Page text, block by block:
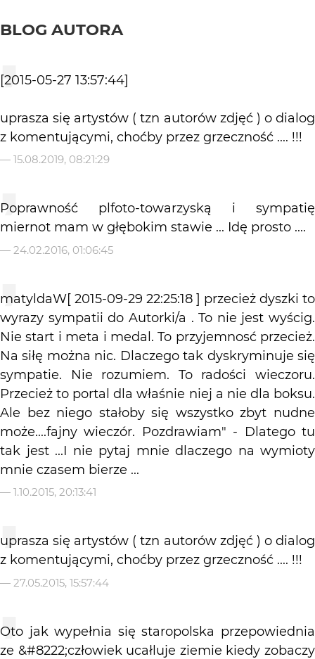
BLOG AUTORA
[2015-05-27 13:57:44]
uprasza się artystów ( tzn autorów zdjęć ) o dialog
z komentującymi, choćby przez grzeczność .... !!!
— 15.08.2019, 08:21:29
Poprawność plfoto-towarzyską i sympatię
miernot mam w głębokim stawie ... Idę prosto ....
— 24.02.2016, 01:06:45
matyldaW[ 2015-09-29 22:25:18 ] przecież dyszki to
wyrazy sympatii do Autorki/a . To nie jest wyścig.
Nie start i meta i medal. To przyjemnosć przecież.
Na siłę można nic. Dlaczego tak dyskryminuje się
sympatie. Nie rozumiem. To radości wieczoru.
Przecież to portal dla właśnie niej a nie dla boksu.
Ale bez niego stałoby się wszystko zbyt nudne
może....fajny wieczór. Pozdrawiam" - Dlatego tu
tak jest ...I nie pytaj mnie dlaczego na wymioty
mnie czasem bierze ...
— 1.10.2015, 20:13:41
uprasza się artystów ( tzn autorów zdjęć ) o dialog
z komentującymi, choćby przez grzeczność .... !!!
— 27.05.2015, 15:57:44
Oto jak wypełnia się staropolska przepowiednia
ze &#8222;człowiek ucałluje ziemie kiedy zobaczy